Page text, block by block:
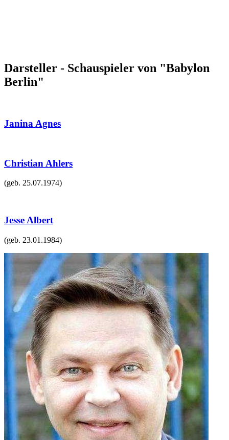
Darsteller - Schauspieler von "Babylon
Berlin"
Janina Agnes
Christian Ahlers
(geb. 25.07.1974)
Jesse Albert
(geb. 23.01.1984)